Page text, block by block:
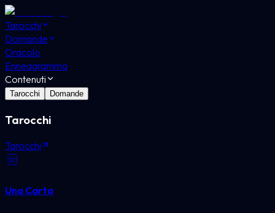
Tarocchi
Domande
Oracolo
Enneagramma
Contenuti
Tarocchi Domande
Tarocchi
Tarocchi
Una Carta